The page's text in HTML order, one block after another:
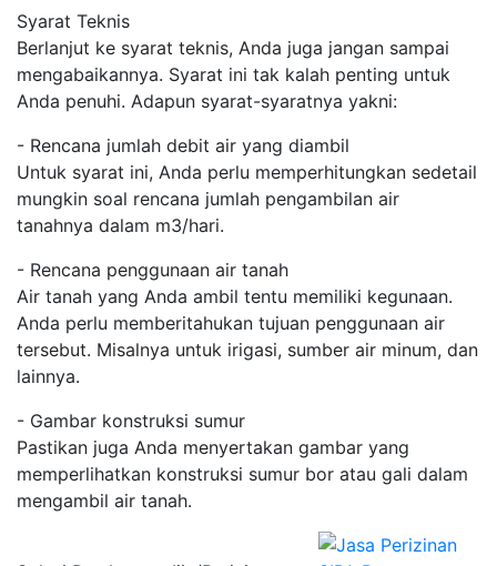
Syarat Teknis
Berlanjut ke syarat teknis, Anda juga jangan sampai
mengabaikannya. Syarat ini tak kalah penting untuk
Anda penuhi. Adapun syarat-syaratnya yakni:
- Rencana jumlah debit air yang diambil
Untuk syarat ini, Anda perlu memperhitungkan sedetail
mungkin soal rencana jumlah pengambilan air
tanahnya dalam m3/hari.
- Rencana penggunaan air tanah
Air tanah yang Anda ambil tentu memiliki kegunaan.
Anda perlu memberitahukan tujuan penggunaan air
tersebut. Misalnya untuk irigasi, sumber air minum, dan
lainnya.
- Gambar konstruksi sumur
Pastikan juga Anda menyertakan gambar yang
memperlihatkan konstruksi sumur bor atau gali dalam
mengambil air tanah.